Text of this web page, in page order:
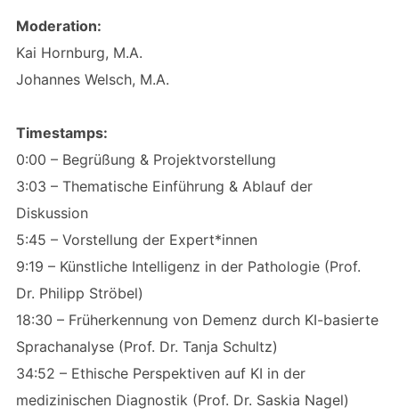
Moderation:
Kai Hornburg, M.A.
Johannes Welsch, M.A.
Timestamps:
0:00 – Begrüßung & Projektvorstellung
3:03 – Thematische Einführung & Ablauf der
Diskussion
5:45 – Vorstellung der Expert*innen
9:19 – Künstliche Intelligenz in der Pathologie (Prof.
Dr. Philipp Ströbel)
18:30 – Früherkennung von Demenz durch KI-basierte
Sprachanalyse (Prof. Dr. Tanja Schultz)
34:52 – Ethische Perspektiven auf KI in der
medizinischen Diagnostik (Prof. Dr. Saskia Nagel)